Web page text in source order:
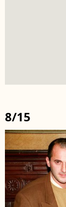
8/15